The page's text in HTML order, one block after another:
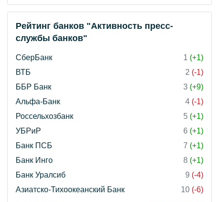
Рейтинг банков "Активность пресс-
службы банков"
СберБанк 1 (+1)
ВТБ
2 (-1)
ББР Банк
3 (+9)
Альфа-Банк
4 (-1)
Россельхозбанк
5 (+1)
УБРиР
6 (+1)
Банк ПСБ
7 (+1)
Банк Инго
8 (+1)
Банк Уралсиб
9 (-4)
Азиатско-Тихоокеанский Банк
10 (-6)